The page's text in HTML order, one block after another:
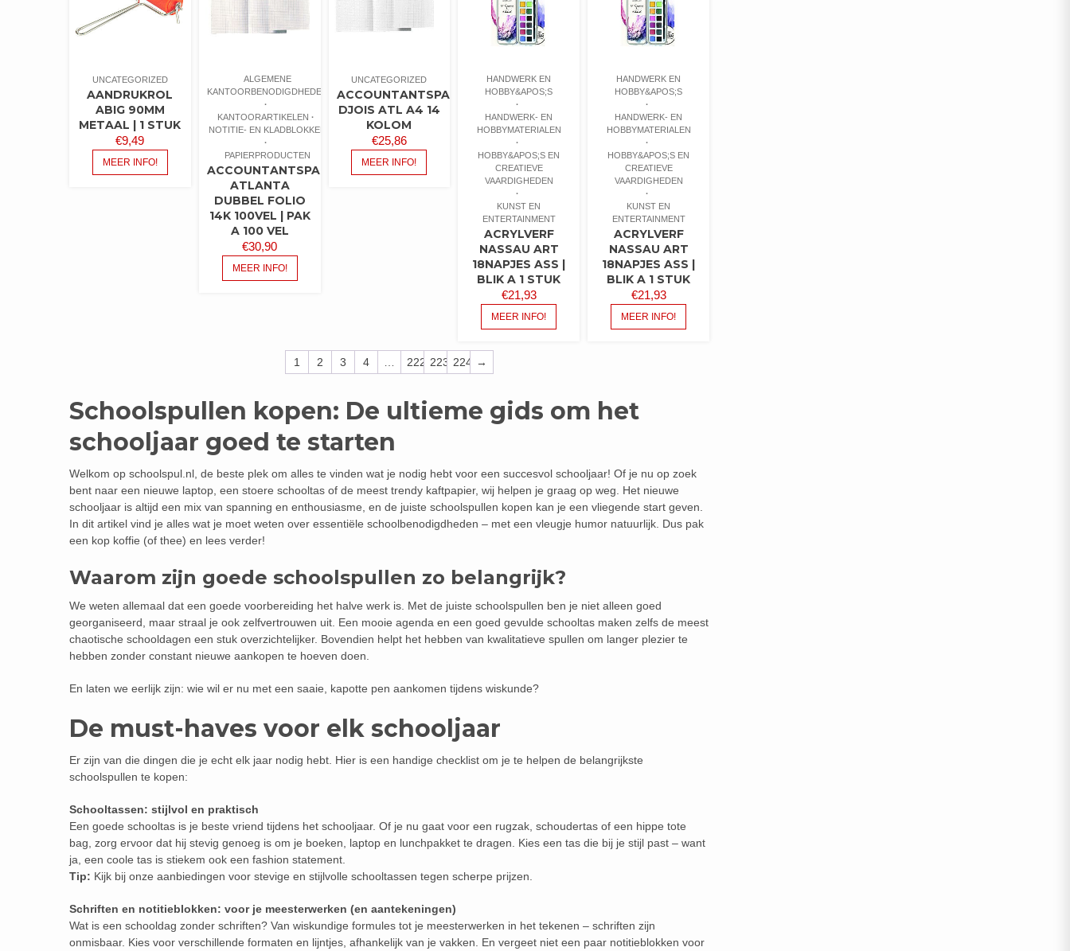
UNCATEGORIZED
AANDRUKROL
ABIG 90MM
METAAL | 1 STUK
€9,49
MEER INFO!
ALGEMENE
KANTOORBENODIGDHEDEN
KANTOORARTIKELEN
NOTITIE- EN KLADBLOKKEN
PAPIERPRODUCTEN
ACCOUNTANTSPAPIER
ATLANTA
DUBBEL FOLIO
14K 100VEL | PAK
A 100 VEL
€30,90
MEER INFO!
UNCATEGORIZED
ACCOUNTANTSPAPIER
DJOIS ATL A4 14
KOLOM
€25,86
MEER INFO!
HANDWERK EN
HOBBY&APOS;S
HANDWERK- EN
HOBBYMATERIALEN
HOBBY&APOS;S EN
CREATIEVE
VAARDIGHEDEN
KUNST EN
ENTERTAINMENT
ACRYLVERF
NASSAU ART
18NAPJES ASS |
BLIK A 1 STUK
€21,93
MEER INFO!
HANDWERK EN
HOBBY&APOS;S
HANDWERK- EN
HOBBYMATERIALEN
HOBBY&APOS;S EN
CREATIEVE
VAARDIGHEDEN
KUNST EN
ENTERTAINMENT
ACRYLVERF
NASSAU ART
18NAPJES ASS |
BLIK A 1 STUK
€21,93
MEER INFO!
1 2 3 4 222 223 224 →
Schoolspullen kopen: De ultieme gids om het
schooljaar goed te starten
Welkom op schoolspul.nl, de beste plek om alles te vinden wat je nodig hebt voor een succesvol schooljaar! Of je nu op zoek
bent naar een nieuwe laptop, een stoere schooltas of de meest trendy kaftpapier, wij helpen je graag op weg. Het nieuwe
schooljaar is altijd een mix van spanning en enthousiasme, en de juiste schoolspullen kopen kan je een vliegende start geven.
In dit artikel vind je alles wat je moet weten over essentiële schoolbenodigdheden – met een vleugje humor natuurlijk. Dus pak
een kop koffie (of thee) en lees verder!
Waarom zijn goede schoolspullen zo belangrijk?
We weten allemaal dat een goede voorbereiding het halve werk is. Met de juiste schoolspullen ben je niet alleen goed
georganiseerd, maar straal je ook zelfvertrouwen uit. Een mooie agenda en een goed gevulde schooltas maken zelfs de meest
chaotische schooldagen een stuk overzichtelijker. Bovendien helpt het hebben van kwalitatieve spullen om langer plezier te
hebben zonder constant nieuwe aankopen te hoeven doen.
En laten we eerlijk zijn: wie wil er nu met een saaie, kapotte pen aankomen tijdens wiskunde?
De must-haves voor elk schooljaar
Er zijn van die dingen die je echt elk jaar nodig hebt. Hier is een handige checklist om je te helpen de belangrijkste
schoolspullen te kopen:
Schooltassen: stijlvol en praktisch
Een goede schooltas is je beste vriend tijdens het schooljaar. Of je nu gaat voor een rugzak, schoudertas of een hippe tote
bag, zorg ervoor dat hij stevig genoeg is om je boeken, laptop en lunchpakket te dragen. Kies een tas die bij je stijl past – want
ja, een coole tas is stiekem ook een fashion statement.
Tip: Kijk bij onze aanbiedingen voor stevige en stijlvolle schooltassen tegen scherpe prijzen.
Schriften en notitieblokken: voor je meesterwerken (en aantekeningen)
Wat is een schooldag zonder schriften? Van wiskundige formules tot je meesterwerken in het tekenen – schriften zijn
onmisbaar. Kies voor verschillende formaten en lijntjes, afhankelijk van je vakken. En vergeet niet een paar notitieblokken voor